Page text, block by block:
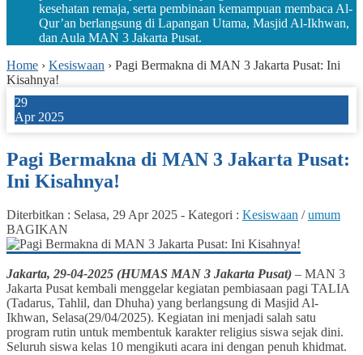
kesehatan remaja, serta pembinaan kemampuan membaca Al-
Qur’an berlangsung di Lapangan Utama, Masjid Al-Ikhwan,
dan Aula MAN 3 Jakarta Pusat.
Home › Kesiswaan › Pagi Bermakna di MAN 3 Jakarta Pusat: Ini
Kisahnya!
29
Apr 2025
Pagi Bermakna di MAN 3 Jakarta Pusat:
Ini Kisahnya!
Diterbitkan : Selasa, 29 Apr 2025 - Kategori : Kesiswaan /umum
BAGIKAN
Jakarta, 29-04-2025 (HUMAS MAN 3 Jakarta Pusat) – MAN 3
Jakarta Pusat kembali menggelar kegiatan pembiasaan pagi TALIA
(Tadarus, Tahlil, dan Dhuha) yang berlangsung di Masjid Al-
Ikhwan, Selasa(29/04/2025). Kegiatan ini menjadi salah satu
program rutin untuk membentuk karakter religius siswa sejak dini.
Seluruh siswa kelas 10 mengikuti acara ini dengan penuh khidmat.